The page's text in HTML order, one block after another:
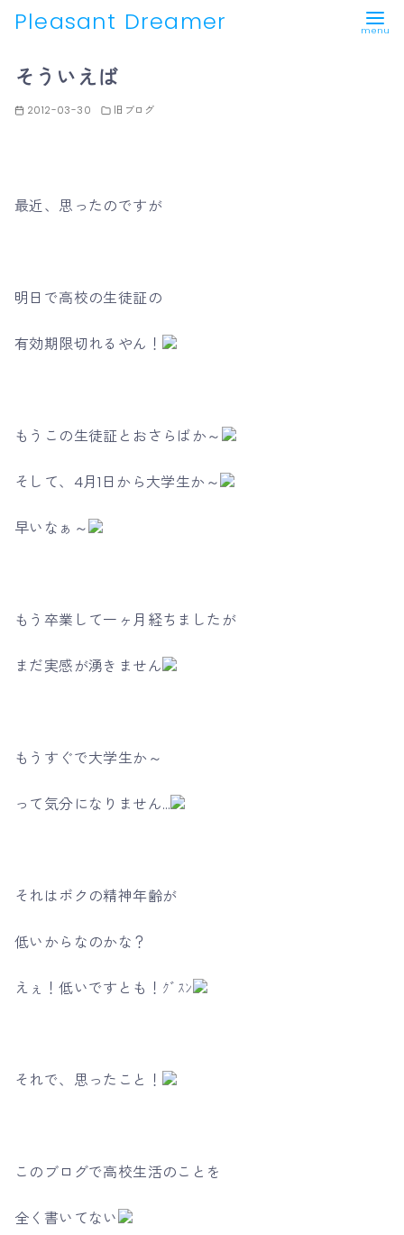
Pleasant Dreamer
そういえば
2012-03-30 旧ブログ
最近、思ったのですが
明日で高校の生徒証の
有効期限切れるやん！
もうこの生徒証とおさらばか～
そして、4月1日から大学生か～
早いなぁ～
もう卒業して一ヶ月経ちましたが
まだ実感が湧きません
もうすぐで大学生か～
って気分になりません…
それはボクの精神年齢が
低いからなのかな？
えぇ！低いですとも！ｸﾞｽﾝ
それで、思ったこと！
このブログで高校生活のことを
全く書いてない